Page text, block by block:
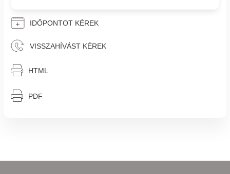
IDŐPONTOT KÉREK
VISSZAHÍVÁST KÉREK
⎙︁ HTML
⎙︁ PDF